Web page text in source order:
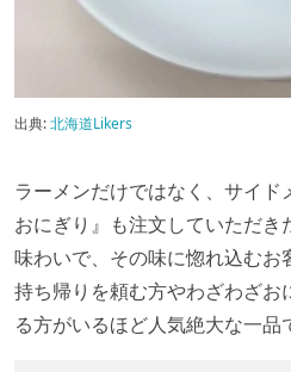
出典:北海道Likers
ラーメンだけではなく、サイ
おにぎり』も注文していただき
味わいで、その味に惚れ込むお
持ち帰りを頼む方やわざわざお
る方がいるほど人気絶大な一品